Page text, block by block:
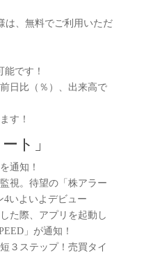
は、無料でご利用いただ
能です！
日比（％）、出来高で
す！
ト」
通知！
視。待望の「株アラー
4いよいよデビュー
た際、アプリを起動し
」が通知！
３ステップ！売買タイ